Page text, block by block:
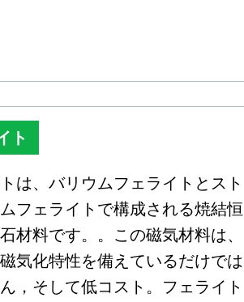
ト
は、バリウムフェライトとスト
フェライトで構成される焼結恒
材料です。。この磁気材料は、
気化特性を備えているだけでは
，そして低コスト。フェライト